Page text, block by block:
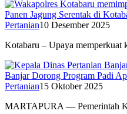
Panen Jagung Serentak di
Pertanian10 Desember 2025
Kotabaru – Upaya memperkuat
Banjar Dorong Program Padi
Pertanian15 Oktober 2025
MARTAPURA — Pemerintah